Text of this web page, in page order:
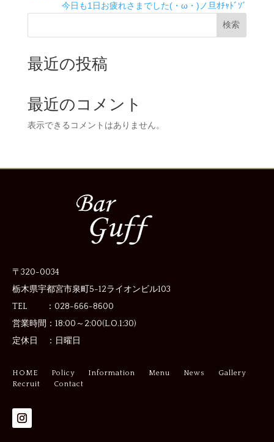
今日も1日お疲れさまでした(・ω・)ノ旦ｵﾁｬﾄﾞｿﾞ
検索
最近の投稿
最近のコメント
表示できるコメントはありません。
〒320-0034
栃木県宇都宮市泉町5-12ライオンビル103
TEL ：028-666-8600
営業時間： 18:00～2:00(L.O.1:30)
定休日 ： 日曜日
HOME Policy Information Menu News
Gallery
Recruit
Contact